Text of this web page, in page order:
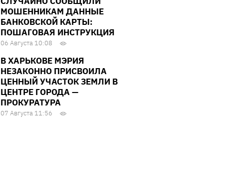
МОШЕННИКАМ ДАННЫЕ
БАНКОВСКОЙ КАРТЫ:
ПОШАГОВАЯ ИНСТРУКЦИЯ
06 Августа 10:08
В ХАРЬКОВЕ МЭРИЯ
НЕЗАКОННО ПРИСВОИЛА
ЦЕННЫЙ УЧАСТОК ЗЕМЛИ В
ЦЕНТРЕ ГОРОДА —
ПРОКУРАТУРА
07 Августа 11:56